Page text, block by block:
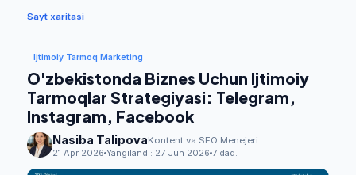
Sayt xaritasi
Ijtimoiy Tarmoq Marketing
O'zbekistonda Biznes Uchun Ijtimoiy
Tarmoqlar Strategiyasi: Telegram,
Instagram, Facebook
Nasiba TalipovaKontent va SEO Menejeri
21 Apr 2026 Yangilandi: 27 Jun 2026 7 daq.